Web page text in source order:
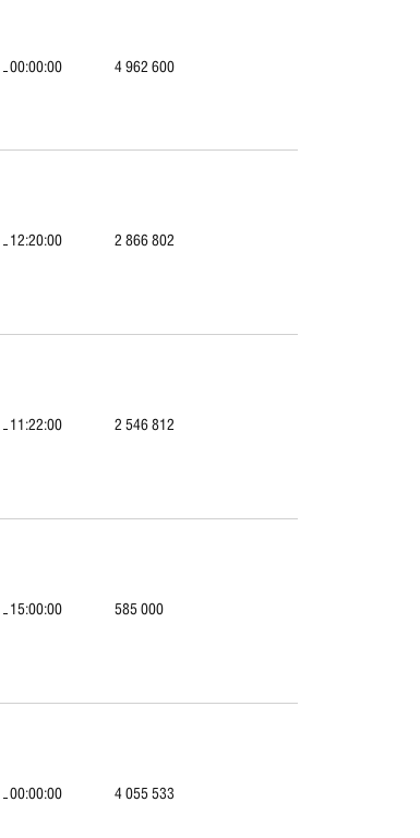
00:00:00 4 962 600
12:20:00 2 866 802
11:22:00 2 546 812
15:00:00 585 000
00:00:00 4 055 533